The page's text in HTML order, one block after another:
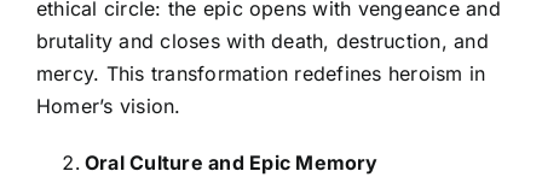
ethical circle: the epic opens with vengeance and
brutality and closes with death, destruction, and
mercy. This transformation redefines heroism in
Homer’s vision.
Oral Culture and Epic Memory